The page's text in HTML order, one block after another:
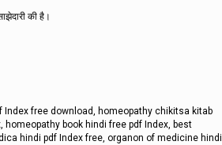
की है।
Index free download, homeopathy chikitsa kitab
book hindi free pdf Index, best
hindi pdf Index free, organon of medicine hindi